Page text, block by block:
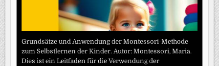
Grundsätze und Anwendung der Montessori-Methode
zum Selbstlernen der Kinder. Autor: Montessori, Maria.
Dies ist ein Leitfaden für die Verwendung der